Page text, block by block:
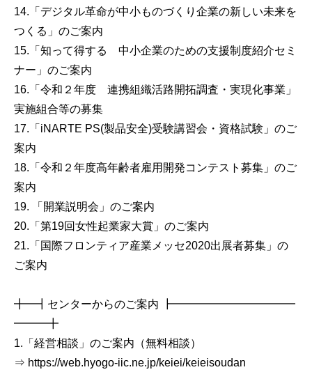
14.「デジタル革命が中小ものづくり企業の新しい未来を
つくる」のご案内
15.「知って得する 中小企業のための支援制度紹介セミ
ナー」のご案内
16.「令和２年度 連携組織活路開拓調査・実現化事業」
実施組合等の募集
17.「iNARTE PS(製品安全)受験講習会・資格試験」のご
案内
18.「令和２年度高年齢者雇用開発コンテスト募集」のご
案内
19. 「開業説明会」のご案内
20.「第19回女性起業家大賞」のご案内
21.「国際フロンティア産業メッセ2020出展者募集」の
ご案内
╋━┫センターからのご案内 ┣━━━━━━━━━━━
━━━╋
1.「経営相談」のご案内（無料相談）
⇒ https://web.hyogo-iic.ne.jp/keiei/keieisoudan